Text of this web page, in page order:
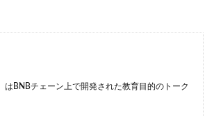
はBNBチェーン上で開発された教育目的のトーク